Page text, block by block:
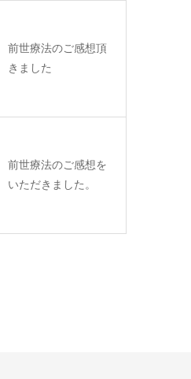
前世療法のご感想頂
きました
前世療法のご感想を
いただきました。